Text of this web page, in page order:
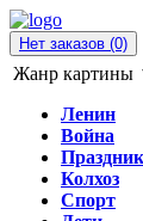
Нет заказов (0)
Жанр картины
Ленин
Война
Праздник
Колхоз
Спорт